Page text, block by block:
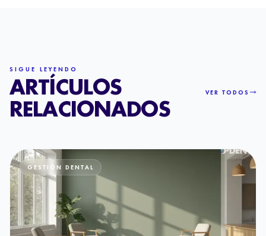
SIGUE LEYENDO
ARTÍCULOS
RELACIONADOS
VER TODOS
GESTIÓN DENTAL